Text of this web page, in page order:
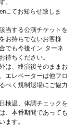
。
にてお知らせ致しま
当する公演チケットを
お持ちでないお客様
でも今後イン ターネ
待ちください。
は、終演後そのままお
エレベーターは他フロ
べく規制退場にご協力
検温、体調チェックを
、本番期間であっても
ます。